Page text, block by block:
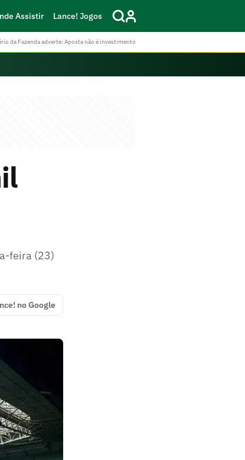
Assistir Lance! Jogos
da Fazenda adverte: Aposta não é investimento
feira (23)
no Google